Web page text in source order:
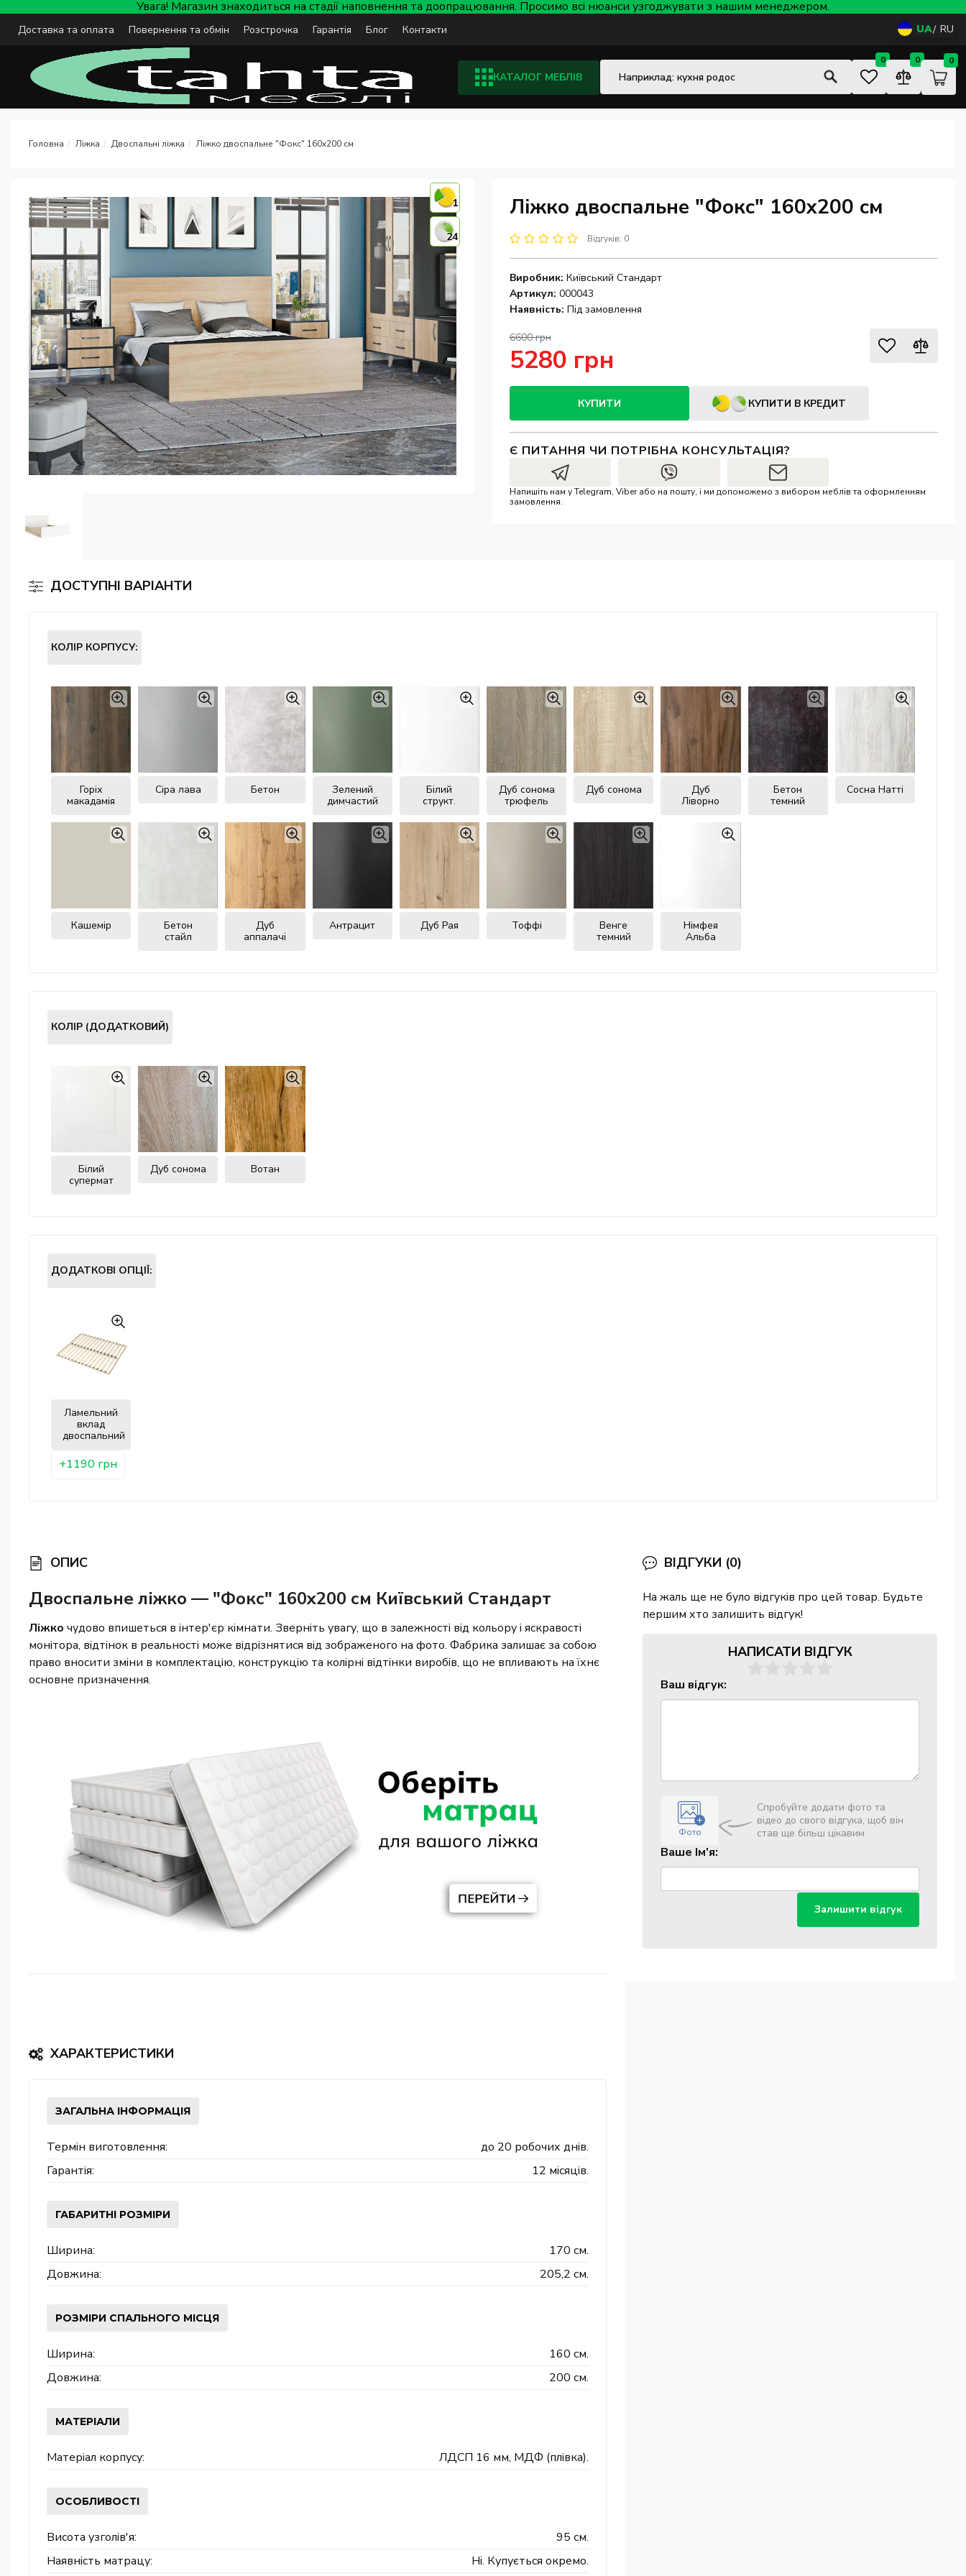
Увага! Магазин знаходиться на стадії наповнення та доопрацювання. Просимо всі нюанси узгоджувати з нашим менеджером.
Доставка та оплата Повернення та обмін Розстрочка Гарантія Блог Контакти UA RU
КАТАЛОГ МЕБЛІВ
0 0 0
Ліжка Двоспальні ліжка Ліжко двоспальне "Фокс" 160x200 см
1
24
Ліжко двоспальне "Фокс" 160x200 см
Відгуків: 0
Виробник: Київський Стандарт
Артикул: 000043
Наявність: Під замовлення
6600 грн
5280 грн
КУПИТИ КУПИТИ В КРЕДИТ
Є ПИТАННЯ ЧИ ПОТРІБНА КОНСУЛЬТАЦІЯ?
Напишіть нам у Telegram, Viber або на пошту, і ми допоможемо з вибором меблів та оформленням
замовлення.
ДОСТУПНІ ВАРІАНТИ
КОЛІР КОРПУСУ:
Горіх
макадамія
Сіра лава Бетон
Зелений
димчастий
Білий
структ.
Дуб сонома
трюфель
Дуб сонома
Дуб
Ліворно
Бетон
темний
Сосна Натті
Кашемір
Бетон
стайл
Дуб
аппалачі
Антрацит Дуб Рая Тоффі
Венге
темний
Німфея
Альба
КОЛІР (ДОДАТКОВИЙ)
Білий
супермат
Дуб сонома Вотан
ДОДАТКОВІ ОПЦІЇ:
Ламельний
вклад
двоспальний
+1190 грн
ОПИС
Двоспальне ліжко — "Фокс" 160x200 см Київський Стандарт
Ліжко чудово впишеться в інтер'єр кімнати. Зверніть увагу, що в залежності від кольору і яскравості
монітора, відтінок в реальності може відрізнятися від зображеного на фото. Фабрика залишає за собою
право вносити зміни в комплектацію, конструкцію та колірні відтінки виробів, що не впливають на їхнє
основне призначення.
ХАРАКТЕРИСТИКИ
ЗАГАЛЬНА ІНФОРМАЦІЯ
Термін виготовлення:
до 20 робочих днів.
Гарантія:
12 місяців.
ГАБАРИТНІ РОЗМІРИ
Ширина:
170 см.
Довжина:
205,2 см.
РОЗМІРИ СПАЛЬНОГО МІСЦЯ
Ширина:
160 см.
Довжина:
200 см.
МАТЕРІАЛИ
Матеріал корпусу: ЛДСП 16 мм, МДФ (плівка).
ОСОБЛИВОСТІ
Висота узголів'я:
95 см.
Наявність матрацу:
Ні. Купується окремо.
ВІДГУКИ (0)
На жаль ще не було відгуків про цей товар. Будьте
першим хто залишить відгук!
НАПИСАТИ ВІДГУК
Ваш відгук:
Фото
Спробуйте додати фото та
відео до свого відгука, щоб він
став ще більш цікавим
Ваше Ім'я:
Залишити відгук